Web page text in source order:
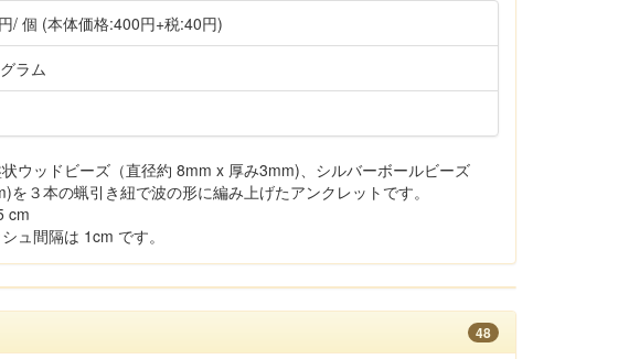
/ 個 (本体価格:400円+税:40円)
ラム
ウッドビーズ（直径約 8mm x 厚み3mm)、シルバーボールビーズ
を３本の蝋引き紐で波の形に編み上げたアンクレットです。
cm
ュ間隔は 1cm です。
48